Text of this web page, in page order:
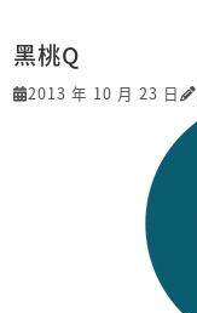
黑桃Q
2013 年 10 月 23 日